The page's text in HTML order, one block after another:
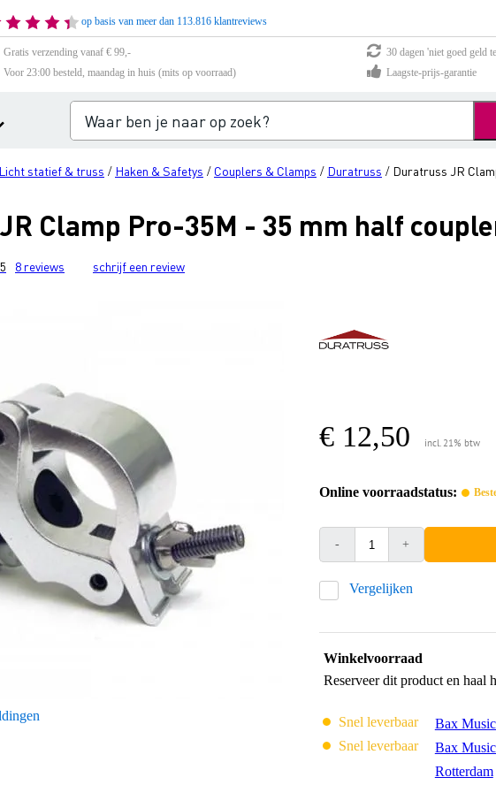
op basis van meer dan 113.816 klantreviews
Gratis verzending vanaf € 99,-
30 dagen 'niet goed geld
Voor 23:00 besteld, maandag in huis (mits op voorraad)
Laagste-prijs-garantie
Licht statief & truss / Haken & Safetys / Couplers & Clamps / Duratruss / Duratruss JR
Clamp Pro-35M - 35 mm half
8reviews schrijf een review
€ 12,50 incl. 21% btw
Online voorraadstatus:
- +
Vergelijken
Winkelvoorraad
Reserveer dit product en haal
Snel leverbaar Bax
Snel leverbaar
Bax
Rotterdam